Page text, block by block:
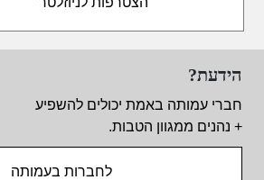
הידעת?
חברי עמותה באמת יכולים להשפיע
+ נהנים ממגוון הטבות.
לחברות בעמותה